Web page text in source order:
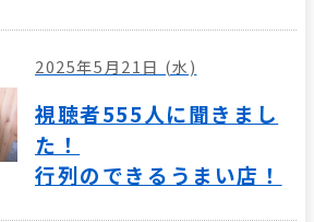
2025年5月21日 (水)
視聴者555人に聞きまし
た！
行列のできるうまい店！